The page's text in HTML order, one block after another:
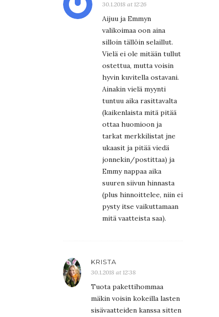
30.1.2018 at 12:26
Aijuu ja Emmyn
valikoimaa oon aina
silloin tällöin selaillut.
Vielä ei ole mitään tullut
ostettua, mutta voisin
hyvin kuvitella ostavani.
Ainakin vielä myynti
tuntuu aika rasittavalta
(kaikenlaista mitä pitää
ottaa huomioon ja
tarkat merkkilistat jne
ukaasit ja pitää viedä
jonnekin/postittaa) ja
Emmy nappaa aika
suuren siivun hinnasta
(plus hinnoittelee, niin ei
pysty itse vaikuttamaan
mitä vaatteista saa).
KRISTA
30.1.2018 at 12:38
Tuota pakettihommaa
mäkin voisin kokeilla lasten
sisävaatteiden kanssa sitten